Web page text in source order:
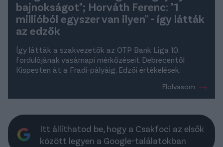
bajnokságot"; Horváth Ferenc: "1
millióból egyszer van ilyen" - így látták
az edzők
Így látták a szakvezetők az OTP Bank Liga 10.
fordulójának vasárnapi mérkőzéseit Debrecentől
Kispesten át a Fradi-pályáig. Edzői értékelések.
Elolvasom
Itt állíthatod be, hogy a Csakfoci az elsők
között legyen a Google-találatokban